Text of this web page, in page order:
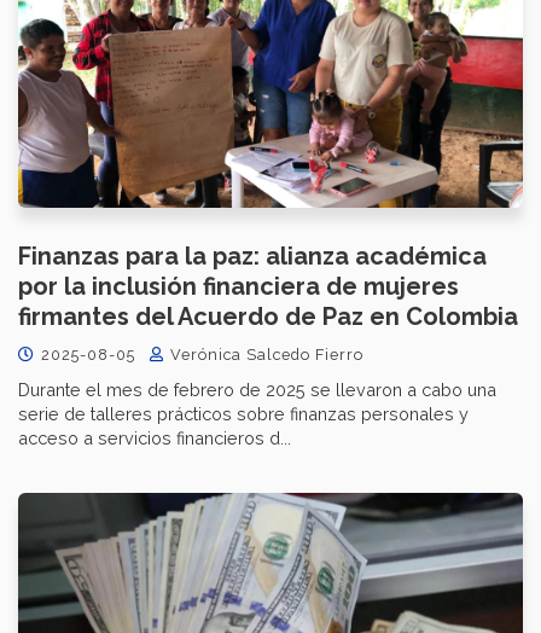
Finanzas para la paz: alianza académica
por la inclusión financiera de mujeres
firmantes del Acuerdo de Paz en Colombia
2025-08-05 Verónica Salcedo Fierro
Durante el mes de febrero de 2025 se llevaron a cabo una
serie de talleres prácticos sobre finanzas personales y
acceso a servicios financieros d...